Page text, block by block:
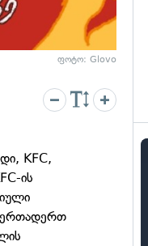
ფოტო: Glovo
KFC,
ის
ერთადერთ